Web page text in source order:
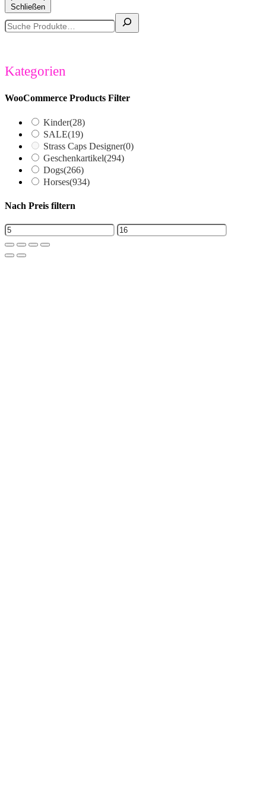
Schließen
Suchen
Kategorien
WooCommerce Products Filter
Kinder(28)
SALE(19)
Strass Caps Designer(0)
Geschenkartikel(294)
Dogs(266)
Horses(934)
Nach Preis filtern